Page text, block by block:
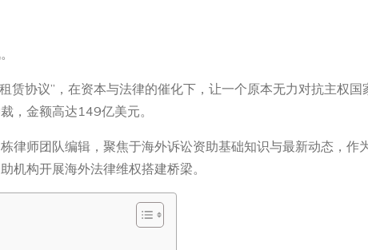
赁协议”，在资本与法律的催化下，让一个原本无力对抗主权
，金额高达149亿美元。
律师团队编辑，聚焦于海外诉讼资助基础知识与最新动态，作
机构开展海外法律维权搭建桥梁。